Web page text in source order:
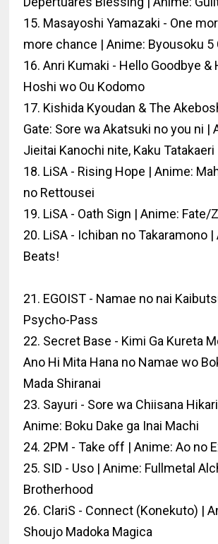
15. Masayoshi Yamazaki - One
more chance | Anime: Byousoku
16. Anri Kumaki - Hello Goodbye &
Hoshi wo Ou Kodomo
17. Kishida Kyoudan & The
Gate: Sore wa Akatsuki no you ni |
Jieitai Kanochi nite, Kaku Tatakaeri
18. LiSA - Rising Hope | Anime:
no Rettousei
19. LiSA - Oath Sign | Anime: Fate/
20. LiSA - Ichiban no Takaramono
Beats!
21. EGOIST - Namae no nai
Psycho-Pass
22. Secret Base - Kimi Ga Kureta
Ano Hi Mita Hana no Namae wo
Mada Shiranai
23. Sayuri - Sore wa Chiisana
Anime: Boku Dake ga Inai Machi
24. 2PM - Take off | Anime: Ao no
25. SID - Uso | Anime: Fullmetal
Brotherhood
26. ClariS - Connect (Konekuto) |
Shoujo Madoka Magica